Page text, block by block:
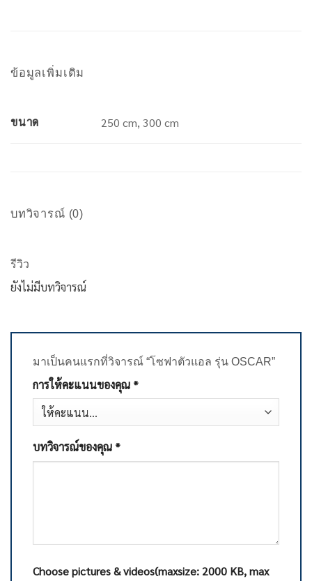
ข้อมูลเพิ่มเติม
ขนาด 250 cm, 300 cm
บทวิจารณ์ (0)
รีวิว
ยังไม่มีบทวิจารณ์
มาเป็นคนแรกที่วิจารณ์ “โซฟาตัวแอล รุ่น OSCAR”
การให้คะแนนของคุณ *
บทวิจารณ์ของคุณ *
Choose pictures & videos(maxsize: 2000 KB, max